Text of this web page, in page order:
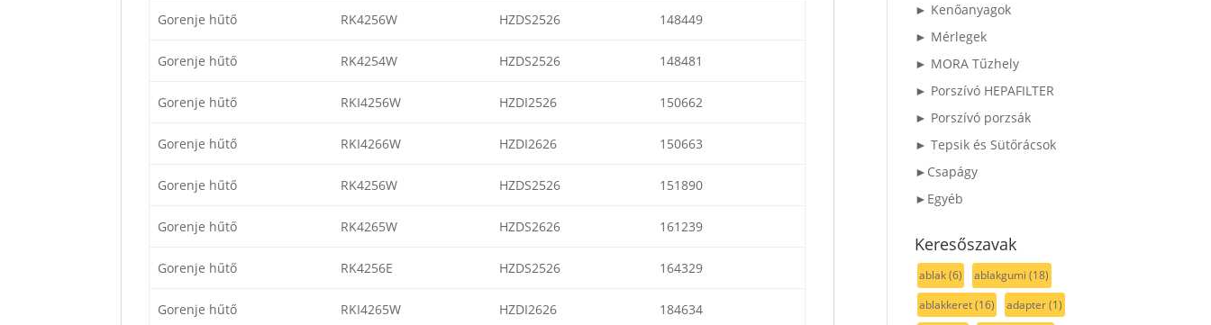
Gorenje hűtő RK4256W HZDS2526 148449
Gorenje hűtő RK4254W HZDS2526 148481
Gorenje hűtő RKI4256W HZDI2526 150662
Gorenje hűtő RKI4266W HZDI2626 150663
Gorenje hűtő RK4256W HZDS2526 151890
Gorenje hűtő RK4265W HZDS2626 161239
Gorenje hűtő RK4256E HZDS2526 164329
Gorenje hűtő RKI4265W HZDI2626 184634
► Kenőanyagok
► Mérlegek
► MORA Tűzhely
► Porszívó HEPAFILTER
► Porszívó porzsák
► Tepsik és Sütőrácsok
►Csapágy
►Egyéb
Keresőszavak
ablak(6) ablakgumi (18)
ablakkeret(16) adapter(1)